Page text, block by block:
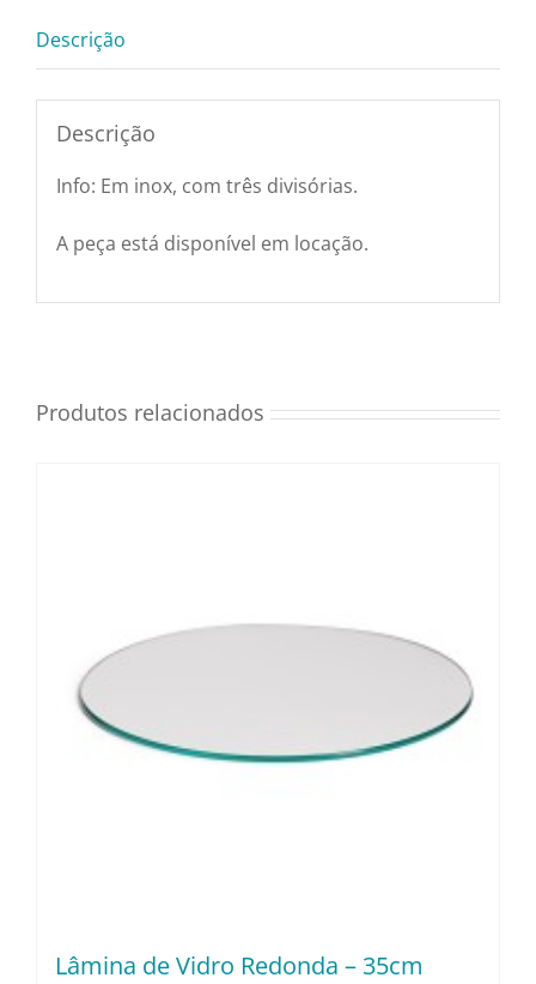
Descrição
Descrição
Info: Em inox, com três divisórias.
A peça está disponível em locação.
Produtos relacionados
Lâmina de Vidro Redonda – 35cm